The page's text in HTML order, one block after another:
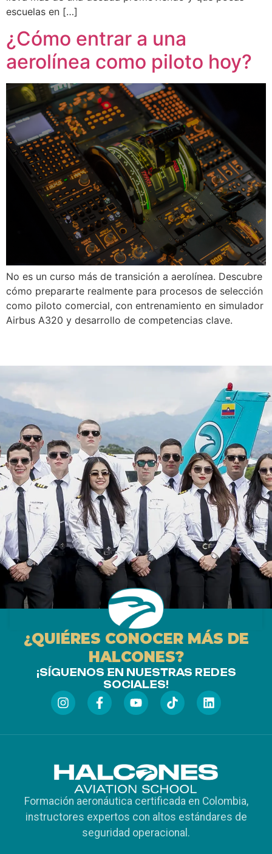
escuelas en […]
¿Cómo entrar a una
aerolínea como piloto hoy?
No es un curso más de transición a aerolínea. Descubre
cómo prepararte realmente para procesos de selección
como piloto comercial, con entrenamiento en simulador
Airbus A320 y desarrollo de competencias clave.
¿QUIÉRES CONOCER MÁS DE
HALCONES?
¡SÍGUENOS EN NUESTRAS REDES
SOCIALES!
Formación aeronáutica certificada en Colombia,
instructores expertos con altos estándares de
seguridad operacional.